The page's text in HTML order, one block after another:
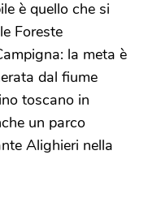
è quello che si
Foreste
la meta è
dal fiume
toscano in
un parco
Alighieri nella